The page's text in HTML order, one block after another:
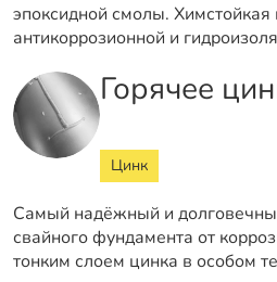
эпоксидной смолы. Химстойкая
антикоррозионной и
Горячее
Цинк
Самый надёжный и
свайного фундамента от
тонким слоем цинка в особом